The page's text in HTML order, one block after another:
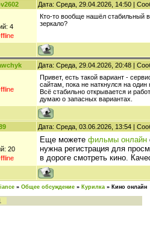
Дата: Среда, 29.04.2026, 14:50 |
4
Кто-то вообще нашёл стабильный
зеркало?
Дата: Среда, 29.04.2026, 20:48 |
Привет, есть такой вариант -
сайтам, пока не наткнулся на
Всё стабильно открывается и
думаю о запасных вариантах.
Дата: Среда, 03.06.2026, 13:54 |
20
Еще можете фильмы онлайн
нужна регистрация для
в дороге смотреть кино.
» Общее обсуждение » Курилка » Кино онлайн